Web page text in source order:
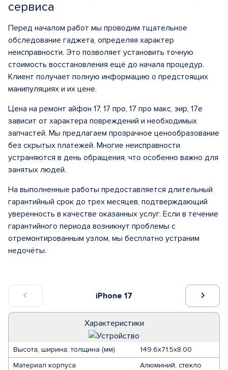
iPhone 17
Характеристики
Высота, ширина, толщина (мм)
149.6х71.5х8.00
Материал корпуса
Алюминий, стекло
сервиса
Перед началом работ мы проводим тщательное
обследование гаджета, определяя характер
неисправности. Это позволяет установить точную
стоимость восстановления ещё до начала процедур.
Клиент получает полную информацию о предстоящих
манипуляциях и их цене.
Цена на ремонт айфон 17, 17 про, 17 про макс, эир, 17е
зависит от характера повреждений и необходимых
запчастей. Мы предлагаем прозрачное ценообразование
без скрытых платежей. Многие неисправности
устраняются в день обращения, что особенно важно для
занятых людей.
На выполненные работы предоставляется длительный
гарантийный срок до трех месяцев, подтверждающий
уверенность в качестве оказанных услуг. Если в течение
гарантийного периода возникнут проблемы с
отремонтированным узлом, мы бесплатно устраним
недочёты.